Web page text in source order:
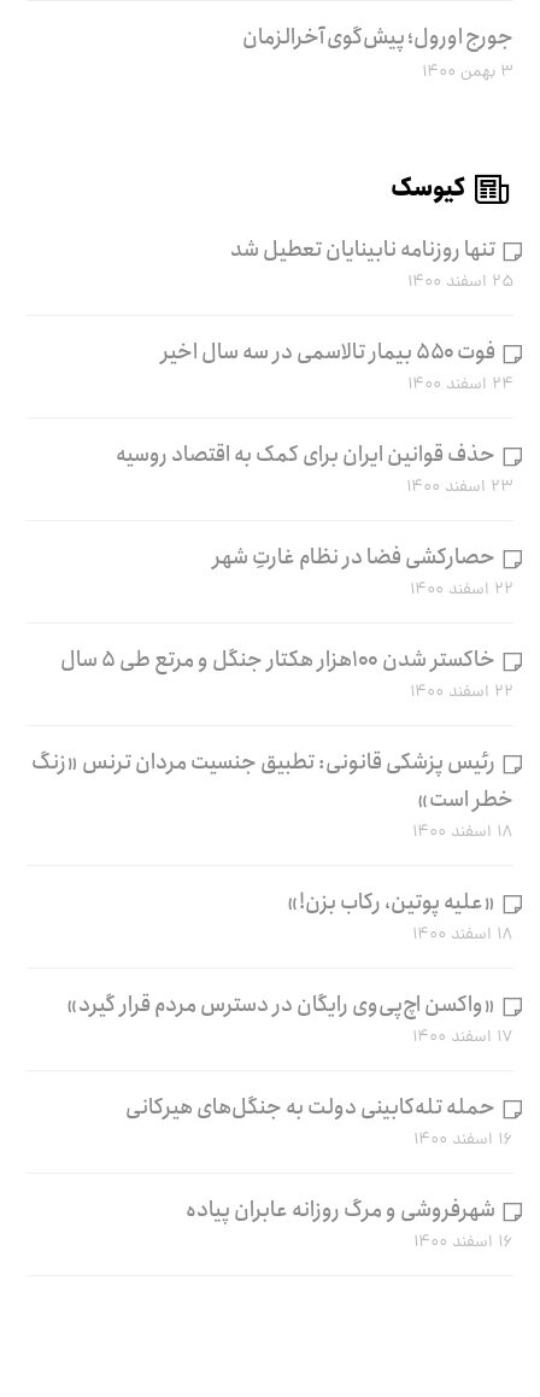
جورج اورول؛ پیش‌گوی آخرالزمان
۳ بهمن ۱۴۰۰
کیوسک
تنها روزنامه نابینایان تعطیل شد
۲۵ اسفند ۱۴۰۰
فوت ۵۵۰ بیمار تالاسمی در سه سال اخیر
۲۴ اسفند ۱۴۰۰
حذف قوانین ایران برای کمک به اقتصاد روسیه
۲۳ اسفند ۱۴۰۰
حصارکشی فضا در نظام غارتِ شهر
۲۲ اسفند ۱۴۰۰
خاکستر شدن ۱۰۰هزار هکتار جنگل و مرتع طی ۵ سال
۲۲ اسفند ۱۴۰۰
رئیس پزشکی قانونی: تطبیق جنسیت مردان ترنس «زنگ
خطر است»
۱۸ اسفند ۱۴۰۰
«علیه پوتین، رکاب بزن!»
۱۸ اسفند ۱۴۰۰
«واکسن اچ‌پی‌وی رایگان در دسترس مردم قرار گیرد»
۱۷ اسفند ۱۴۰۰
حمله تله‌کابینی دولت به جنگل‌های هیرکانی
۱۶ اسفند ۱۴۰۰
شهرفروشی و مرگ روزانه عابران پیاده
۱۶ اسفند ۱۴۰۰